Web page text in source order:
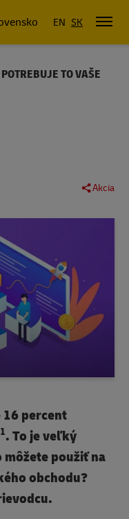
EN SK
TO VAŠE
Akcia
percent
1. To je veľký
môžete použiť na
obchodu?